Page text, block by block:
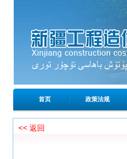
首页 政策法规
<< 返回